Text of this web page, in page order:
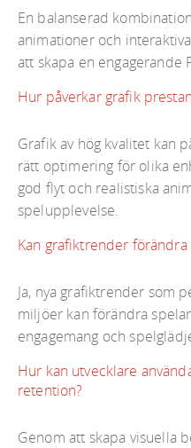
En balanserad
animationer och
att skapa en engagerande
Hur påverkar grafik
Grafik av hög kvalitet kan
rätt optimering för olika
god flyt och realistiska
spelupplevelse.
Kan grafiktrender
Ja, nya grafiktrender som
miljöer kan förändra
engagemang och
Hur kan utvecklare
retention?
Genom att skapa visuella